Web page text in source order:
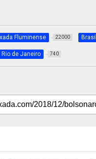
Fluminense 22000 Brasil
Rio de Janeiro 740